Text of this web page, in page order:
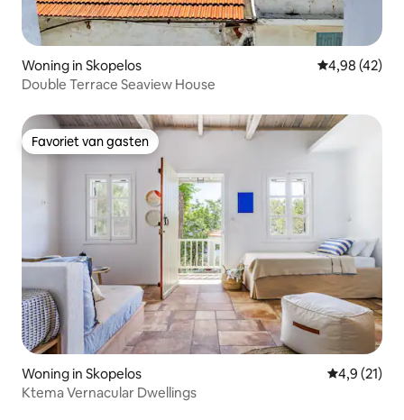
Woning in Skopelos Gemiddelde
4,98 (42)
Double Terrace Seaview House
Favoriet van gasten
Favoriet van gasten
Woning in Skopelos
4,9 (21)
Ktema Vernacular Dwellings